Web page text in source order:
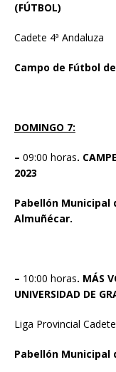
(FÚTBOL)
Cadete 4ª Andaluza
Campo de Fútbol
DOMINGO 7:
– 09:00 horas.
2023
Pabellón Municipal
Almuñécar.
– 10:00 horas. MÁS
UNIVERSIDAD DE
Liga Provincial
Pabellón Municipal